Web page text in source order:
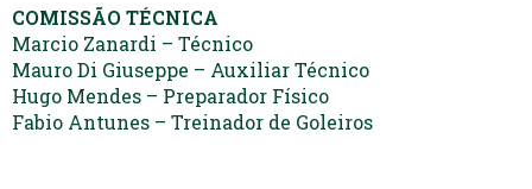
COMISSÃO TÉCNICA
Marcio Zanardi – Técnico
Mauro Di Giuseppe – Auxiliar Técnico
Hugo Mendes – Preparador Físico
Fabio Antunes – Treinador de Goleiros